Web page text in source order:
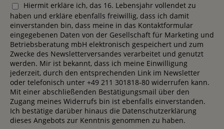
Hiermit erkläre ich, das 16. Lebensjahr vollendet zu
haben und erkläre ebenfalls freiwillig, dass ich damit
einverstanden bin, dass meine in das Kontaktformular
eingegebenen Daten von der Gesellschaft für Marketing und
Betriebsberatung mbH elektronisch gespeichert und zum
Zwecke des Newsletterversandes verarbeitet und genutzt
werden. Mir ist bekannt, dass ich meine Einwilligung
jederzeit, durch den entsprechenden Link im Newsletter
oder telefonisch unter +49 211 301818-80 widerrufen kann.
Mit einer abschließenden Bestätigungsmail über den
Zugang meines Widerrufs bin ist ebenfalls einverstanden.
Ich bestätige darüber hinaus die Datenschutzerklärung
dieses Angebots zur Kenntnis genommen zu haben.